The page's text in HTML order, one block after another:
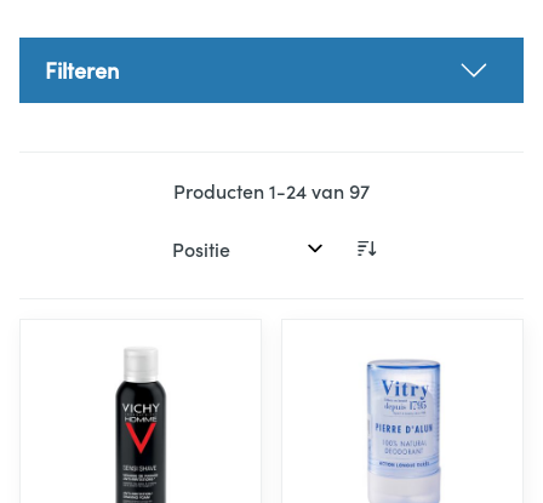
Filteren
Producten1-24van97
Sorteer op: